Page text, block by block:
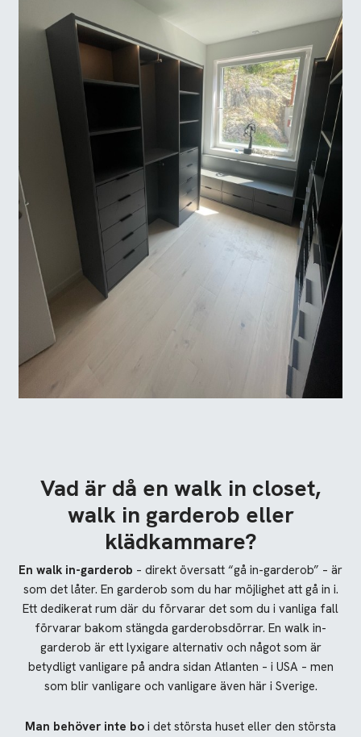
Vad är då en walk in closet,
walk in garderob eller
klädkammare?
En walk in-garderob – direkt översatt “gå in-garderob” – är
som det låter. En garderob som du har möjlighet att gå in i.
Ett dedikerat rum där du förvarar det som du i vanliga fall
förvarar bakom stängda garderobsdörrar. En walk in-
garderob är ett lyxigare alternativ och något som är
betydligt vanligare på andra sidan Atlanten – i USA – men
som blir vanligare och vanligare även här i Sverige.
Man behöver inte bo i det största huset eller den största